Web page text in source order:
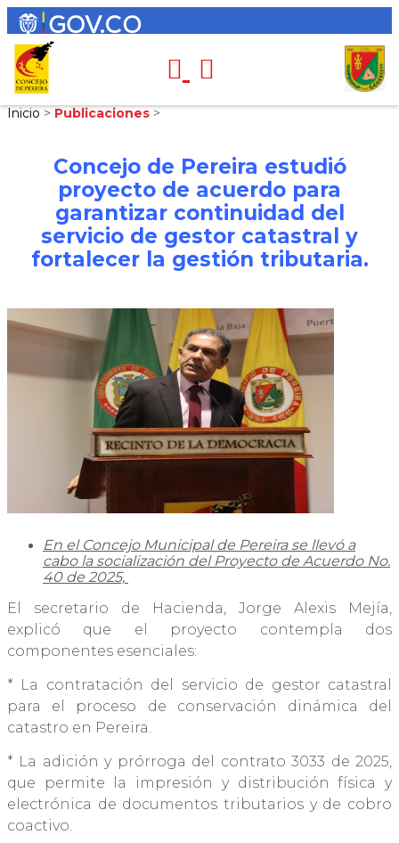
Inicio > Publicaciones >
Concejo de Pereira estudió
proyecto de acuerdo para
garantizar continuidad del
servicio de gestor catastral y
fortalecer la gestión tributaria.
En el Concejo Municipal de Pereira se llevó a
cabo la socialización del Proyecto de Acuerdo No.
40 de 2025,
El secretario de Hacienda, Jorge Alexis Mejía,
explicó que el proyecto contempla dos
componentes esenciales:
* La contratación del servicio de gestor catastral
para el proceso de conservación dinámica del
catastro en Pereira.
* La adición y prórroga del contrato 3033 de 2025,
que permite la impresión y distribución física y
electrónica de documentos tributarios y de cobro
coactivo.